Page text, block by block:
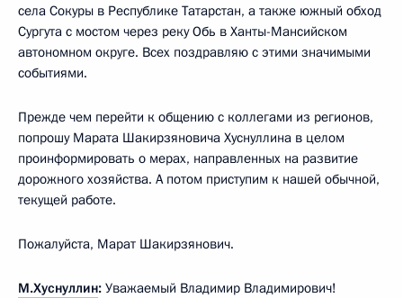
села Сокуры в Республике Татарстан, а также южный обход
Сургута с мостом через реку Обь в Ханты-Мансийском
автономном округе. Всех поздравляю с этими значимыми
событиями.
Прежде чем перейти к общению с коллегами из регионов,
попрошу Марата Шакирзяновича Хуснуллина в целом
проинформировать о мерах, направленных на развитие
дорожного хозяйства. А потом приступим к нашей обычной,
текущей работе.
Пожалуйста, Марат Шакирзянович.
М.Хуснуллин: Уважаемый Владимир Владимирович!